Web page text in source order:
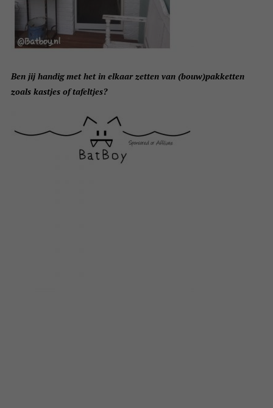
Ben jij handig met het in elkaar zetten van (bouw)pakketten
zoals kastjes of tafeltjes?